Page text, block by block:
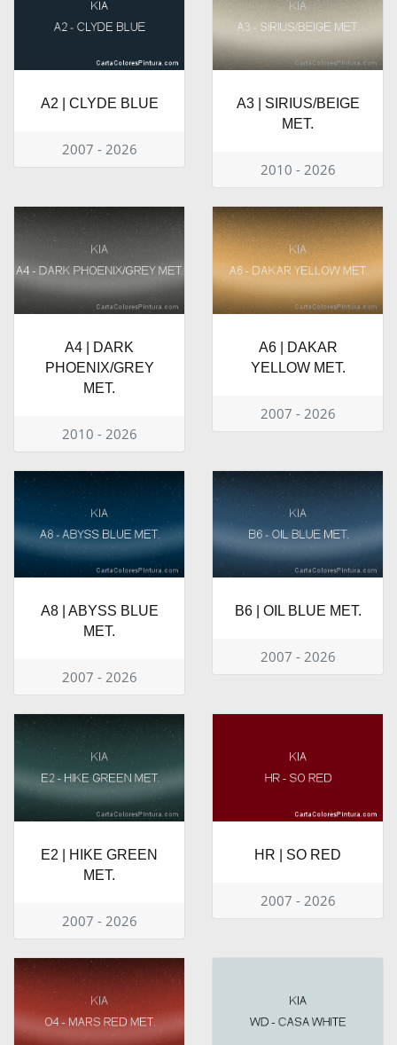
A2 | CLYDE BLUE
2007 - 2026
A3 | SIRIUS/BEIGE
MET.
2010 - 2026
A4 | DARK
PHOENIX/GREY
MET.
2010 - 2026
A6 | DAKAR
YELLOW MET.
2007 - 2026
A8 | ABYSS BLUE
MET.
2007 - 2026
B6 | OIL BLUE MET.
2007 - 2026
E2 | HIKE GREEN
MET.
2007 - 2026
HR | SO RED
2007 - 2026